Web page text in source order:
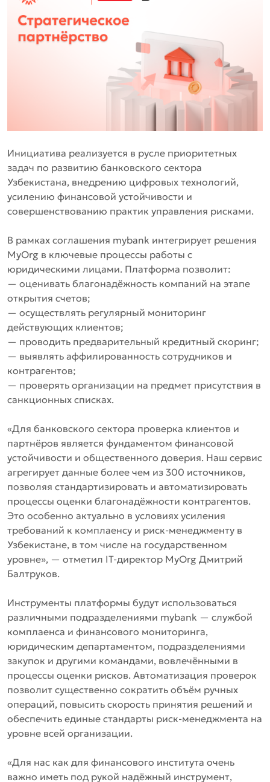
Инициатива реализуется в русле приоритетных
задач по развитию банковского сектора
Узбекистана, внедрению цифровых технологий,
усилению финансовой устойчивости и
совершенствованию практик управления рисками.
В рамках соглашения mybank интегрирует решения
MyOrg в ключевые процессы работы с
юридическими лицами. Платформа позволит:
— оценивать благонадёжность компаний на этапе
открытия счетов;
— осуществлять регулярный мониторинг
действующих клиентов;
— проводить предварительный кредитный скоринг;
— выявлять аффилированность сотрудников и
контрагентов;
— проверять организации на предмет присутствия в
санкционных списках.
«Для банковского сектора проверка клиентов и
партнёров является фундаментом финансовой
устойчивости и общественного доверия. Наш сервис
агрегирует данные более чем из 300 источников,
позволяя стандартизировать и автоматизировать
процессы оценки благонадёжности контрагентов.
Это особенно актуально в условиях усиления
требований к комплаенсу и риск-менеджменту в
Узбекистане, в том числе на государственном
уровне», — отметил IT-директор MyOrg Дмитрий
Балтруков.
Инструменты платформы будут использоваться
различными подразделениями mybank — службой
комплаенса и финансового мониторинга,
юридическим департаментом, подразделениями
закупок и другими командами, вовлечёнными в
процессы оценки рисков. Автоматизация проверок
позволит существенно сократить объём ручных
операций, повысить скорость принятия решений и
обеспечить единые стандарты риск-менеджмента на
уровне всей организации.
«Для нас как для финансового института очень
важно иметь под рукой надёжный инструмент,